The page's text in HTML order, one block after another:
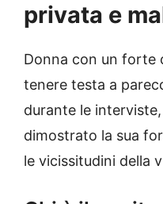
privata e
Donna con un forte
tenere testa a
durante le
dimostrato la sua
le vicissitudini della